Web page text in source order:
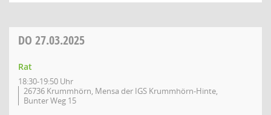
DO 27.03.2025
Rat
18:30-19:50 Uhr
26736 Krummhörn, Mensa der IGS Krummhörn-Hinte,
Bunter Weg 15